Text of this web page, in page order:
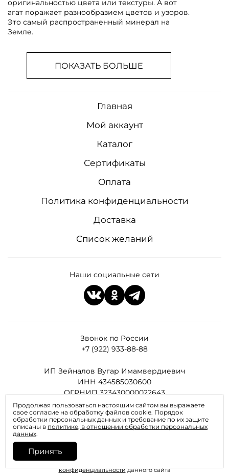
оригинальностью цвета или текстуры. А вот
агат поражает разнообразием цветов и узоров.
Это самый распространенный минерал на
Земле.
ПОКАЗАТЬ БОЛЬШЕ
Звонок по России
+7 (922) 933-88-88
ИП Зейналов Вугар Имамвердиевич
ИНН 434585030600
ОГРНИП 323430000022643
Все права защищены
Главная
Мой аккаунт
Каталог
Сертификаты
Оплата
Политика конфиденциальности
Доставка
Список желаний
Наши социальные сети
Отправляя любую форму на сайте, вы соглашаетесь с
конфиденциальностиданного сайта
Продолжая пользоваться настоящим сайтом вы выражаете
свое согласие на обработку файлов cookie. Порядок
обработки персональных данных и требование по их защите
описаны в политике, в отношении обработки персональных
данных.
Принять